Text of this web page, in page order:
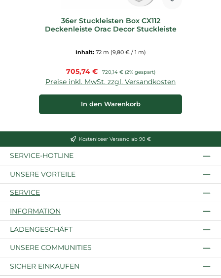
36er Stuckleisten Box CX112
Deckenleiste Orac Decor Stuckleiste
Inhalt: 72 m (9,80 € / 1 m)
Verkaufspreis:
705,74 € Regulärer Preis:
720,14 € (2% gespart)
Preise inkl. MwSt. zzgl. Versandkosten
In den Warenkorb
Kostenloser Versand ab 90 €
SERVICE-HOTLINE
UNSERE VORTEILE
SERVICE
INFORMATION
LADENGESCHÄFT
UNSERE COMMUNITIES
SICHER EINKAUFEN